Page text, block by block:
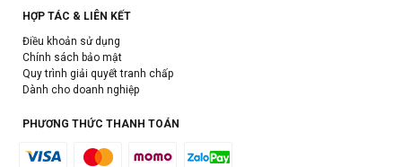
HỢP TÁC & LIÊN KẾT
Điều khoản sử dụng
Chính sách bảo mật
Quy trình giải quyết tranh chấp
Dành cho doanh nghiệp
PHƯƠNG THỨC THANH TOÁN